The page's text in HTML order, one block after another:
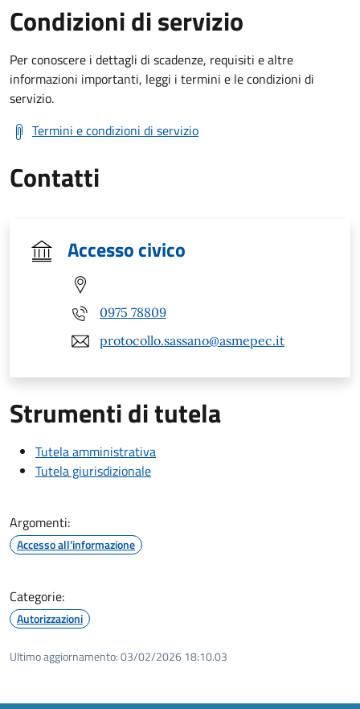
Condizioni di servizio
Per conoscere i dettagli di scadenze, requisiti e altre
informazioni importanti, leggi i termini e le condizioni di
servizio.
Termini e condizioni di servizio
Contatti
Accesso civico
0975 78809
protocollo.sassano@asmepec.it
Strumenti di tutela
Tutela amministrativa
Tutela giurisdizionale
Argomenti:
Accesso all'informazione
Categorie:
Autorizzazioni
Ultimo aggiornamento:03/02/2026 18:10.03